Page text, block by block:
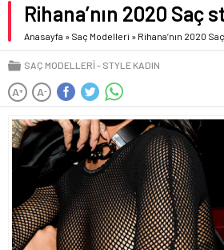
Rihana’nın 2020 Saç
Anasayfa » Saç Modelleri » Rihana’nın 2020
SAÇ MODELLERI STYLE KADIN
A+ A-